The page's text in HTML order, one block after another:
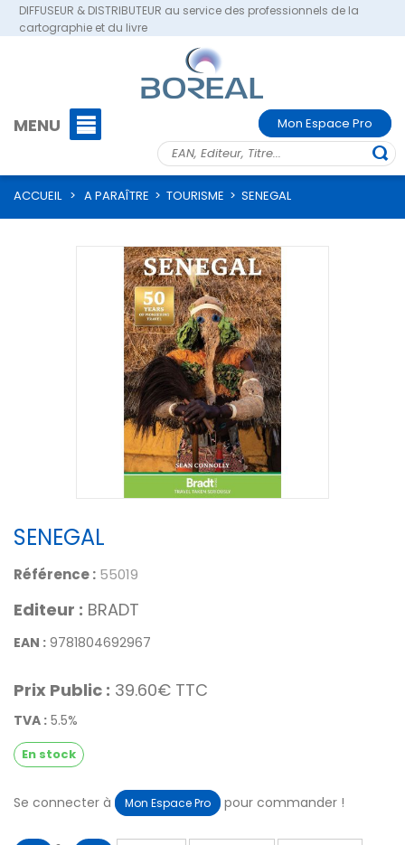
DIFFUSEUR & DISTRIBUTEUR au service des professionnels de la
cartographie et du livre
MENU Mon Espace Pro
ACCUEIL > A PARAÎTRE > TOURISME > SENEGAL
SENEGAL
Référence : 55019
Editeur : BRADT
EAN : 9781804692967
Prix Public : 39.60€ TTC
TVA : 5.5%
En stock
Se connecter à Mon Espace Pro pour commander !